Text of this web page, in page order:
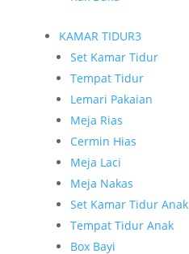
KAMAR TIDUR3
Set Kamar Tidur
Tempat Tidur
Lemari Pakaian
Meja Rias
Cermin Hias
Meja Laci
Meja Nakas
Set Kamar Tidur Anak
Tempat Tidur Anak
Box Bayi